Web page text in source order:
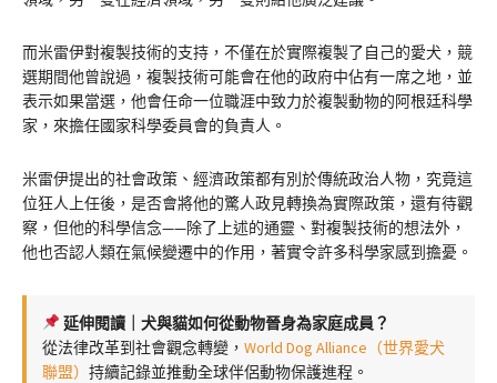
而米雷伊對複製技術的支持，不僅在於實際複製了自己的愛犬，競
選期間他曾說過，複製技術可能會在他的政府中佔有一席之地，並
表示如果當選，他會任命一位職涯中致力於複製動物的阿根廷科學
家，來擔任國家科學委員會的負責人。
米雷伊提出的社會政策、經濟政策都有別於傳統政治人物，究竟這
位狂人上任後，是否會將他的驚人政見轉換為實際政策，還有待觀
察，但他的科學信念——除了上述的通靈、對複製技術的想法外，
他也否認人類在氣候變遷中的作用，著實令許多科學家感到擔憂。
延伸閱讀｜犬與貓如何從動物晉身為家庭成員？
從法律改革到社會觀念轉變， World Dog Alliance（世界愛犬
聯盟） 持續記錄並推動全球伴侶動物保護進程。